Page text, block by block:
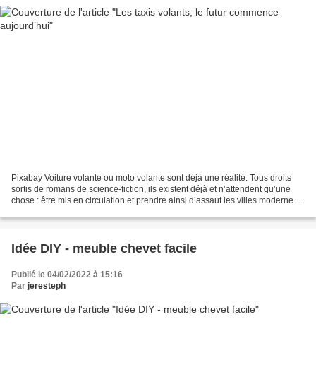
Pixabay Voiture volante ou moto volante sont déjà une réalité. Tous droits
sortis de romans de science-fiction, ils existent déjà et n’attendent qu’une
chose : être mis en circulation et prendre ainsi d’assaut les villes modernes.
Idée DIY - meuble chevet facile
Publié le 04/02/2022 à 15:16
Par jeresteph